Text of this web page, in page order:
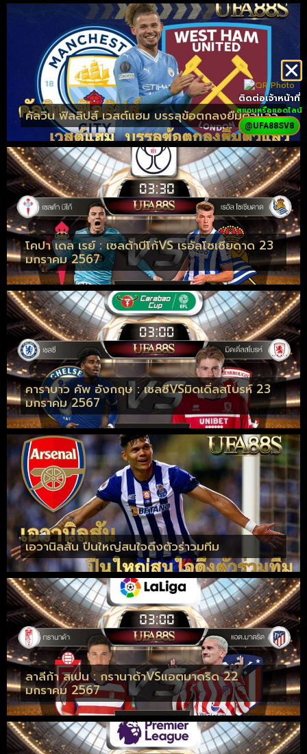
คัลวิน ฟิลลิปส์ เวสต์แฮม บรรลุข้อตกลงยืมตัวแล้ว
โคปา เดล เรย์ : เซลต้าบีโก้VS เรอัลโซเซียดาด 23
มกราคม 2567
คาราบาว คัพ อังกฤษ : เชลซีVSมิดเดิ่ลสโบรห์ 23
มกราคม 2567
เอวานิลสัน ปืนใหญ่สนใจดึงตัวร่าวมทีม
ลาลีก้า สเปน : กรานาด้าVSแอตมาดริด 22
มกราคม 2567
ติดต่อเจ้าหน้าที่
สแกนหรือแอดไลน์
@UFA88SV8